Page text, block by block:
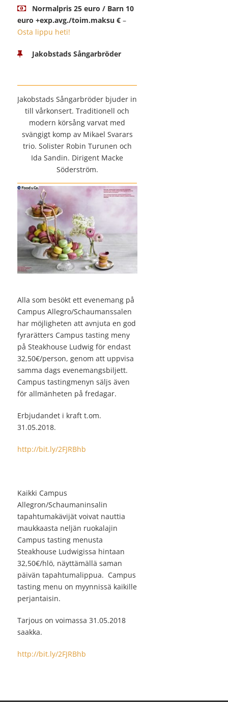
Normalpris 25 euro / Barn 10
euro +exp.avg./toim.maksu € –
Osta lippu heti!
Jakobstads Sångarbröder
Jakobstads Sångarbröder bjuder in
till vårkonsert. Traditionell och
modern körsång varvat med
svängigt komp av Mikael Svarars
trio. Solister Robin Turunen och
Ida Sandin. Dirigent Macke
Söderström.
Alla som besökt ett evenemang på
Campus Allegro/Schaumanssalen
har möjligheten att avnjuta en god
fyrarätters Campus tasting meny
på Steakhouse Ludwig för endast
32,50€/person, genom att uppvisa
samma dags evenemangsbiljett.
Campus tastingmenyn säljs även
för allmänheten på fredagar.
Erbjudandet i kraft t.om.
31.05.2018.
http://bit.ly/2FJRBhb
Kaikki Campus
Allegron/Schaumaninsalin
tapahtumakävijät voivat nauttia
maukkaasta neljän ruokalajin
Campus tasting menusta
Steakhouse Ludwigissa hintaan
32,50€/hlö, näyttämällä saman
päivän tapahtumalippua. Campus
tasting menu on myynnissä kaikille
perjantaisin.
Tarjous on voimassa 31.05.2018
saakka.
http://bit.ly/2FJRBhb